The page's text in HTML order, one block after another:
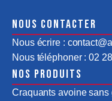
Nous contacter
Nous écrire :
Nous téléphoner : 02
Nos produits
Craquants avoine sans